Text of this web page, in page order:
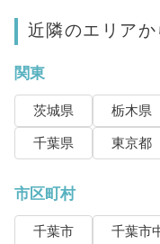
近隣のエリアか
関東
茨城県 栃木県
千葉県
東京都
市区町村
千葉市 千葉市